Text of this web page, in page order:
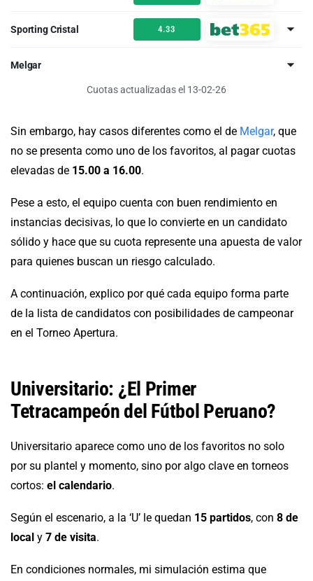
Sporting Cristal 4.33
Melgar
Cuotas actualizadas el 13-02-26
Sin embargo, hay casos diferentes como el de Melgar, que
no se presenta como uno de los favoritos, al pagar cuotas
elevadas de 15.00 a 16.00.
Pese a esto, el equipo cuenta con buen rendimiento en
instancias decisivas, lo que lo convierte en un candidato
sólido y hace que su cuota represente una apuesta de valor
para quienes buscan un riesgo calculado.
A continuación, explico por qué cada equipo forma parte
de la lista de candidatos con posibilidades de campeonar
en el Torneo Apertura.
Universitario: ¿El Primer
Tetracampeón del Fútbol Peruano?
Universitario aparece como uno de los favoritos no solo
por su plantel y momento, sino por algo clave en torneos
cortos: el calendario.
Según el escenario, a la ‘U’ le quedan 15 partidos, con 8 de
local y 7 de visita.
En condiciones normales, mi simulación estima que